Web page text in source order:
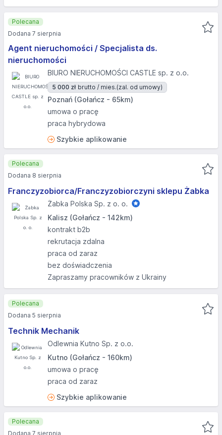
Agent nieruchomości / Specjalista ds.
nieruchomości
BIURO NIERUCHOMOŚCI CASTLE sp. z o.o.
5 000 zł brutto / mies.(zal. od umowy)
Poznań (Gołańcz - 65km)
umowa o pracę
praca hybrydowa
Szybkie aplikowanie
Polecana
Dodana 7 sierpnia
Franczyzobiorca/Franczyzobiorczyni sklepu Żabka
Żabka Polska Sp. z o. o.
Kalisz (Gołańcz - 142km)
kontrakt b2b
rekrutacja zdalna
praca od zaraz
bez doświadczenia
Zapraszamy pracowników z Ukrainy
Polecana
Dodana 8 sierpnia
Technik Mechanik
Odlewnia Kutno Sp. z o.o.
Kutno (Gołańcz - 160km)
umowa o pracę
praca od zaraz
Szybkie aplikowanie
Polecana
Dodana 5 sierpnia
Polecana
Dodana 7 sierpnia